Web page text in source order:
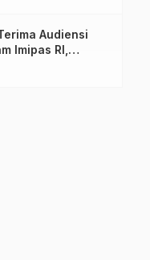
Audiensi
Imipas RI,
Kesehatan bagi